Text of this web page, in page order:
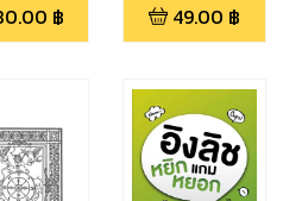
฿ 49.00 ฿